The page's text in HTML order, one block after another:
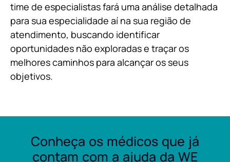
time de especialistas fará uma análise detalhada
para sua especialidade aí na sua região de
atendimento, buscando identificar
oportunidades não exploradas e traçar os
melhores caminhos para alcançar os seus
objetivos.
Conheça os médicos que já
contam com a ajuda da WE